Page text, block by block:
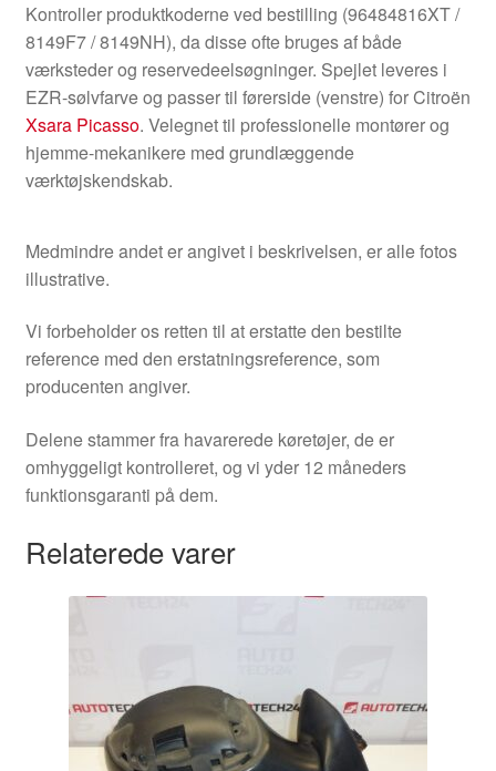
Kontroller produktkoderne ved bestilling (96484816XT /
8149F7 / 8149NH), da disse ofte bruges af både
værksteder og reservedeelsøgninger. Spejlet leveres i
EZR-sølvfarve og passer til førerside (venstre) for Citroën
Xsara Picasso. Velegnet til professionelle montører og
hjemme-mekanikere med grundlæggende
værktøjskendskab.
Medmindre andet er angivet i beskrivelsen, er alle fotos
illustrative.
Vi forbeholder os retten til at erstatte den bestilte
reference med den erstatningsreference, som
producenten angiver.
Delene stammer fra havarerede køretøjer, de er
omhyggeligt kontrolleret, og vi yder 12 måneders
funktionsgaranti på dem.
Relaterede varer